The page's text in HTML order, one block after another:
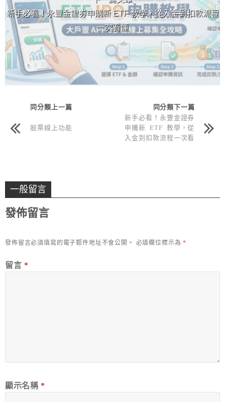
新手必看！永豐金證券申購新 ETF 教學，從入金到扣款流程
一次看懂
同分類上一篇
股票線上功能
同分類下一篇
新手必看！永豐金證券
申購新 ETF 教學，從
入金到扣款流程一次看
一般留言
發佈留言
發佈留言必須填寫的電子郵件地址不會公開。 必填欄位標示為*
留言 *
顯示名稱 *